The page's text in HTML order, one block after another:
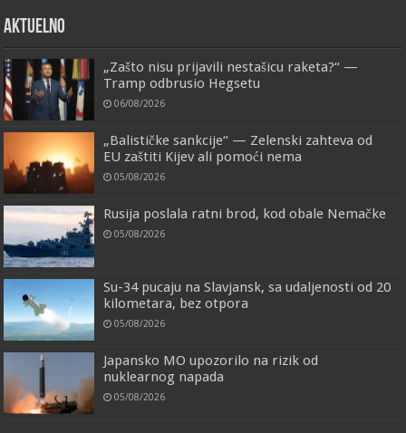
AKTUELNO
„Zašto nisu prijavili nestašicu raketa?“ —
Tramp odbrusio Hegsetu
06/08/2026
„Balističke sankcije“ — Zelenski zahteva od
EU zaštiti Kijev ali pomoći nema
05/08/2026
Rusija poslala ratni brod, kod obale Nemačke
05/08/2026
Su-34 pucaju na Slavjansk, sa udaljenosti od 20
kilometara, bez otpora
05/08/2026
Japansko MO upozorilo na rizik od
nuklearnog napada
05/08/2026